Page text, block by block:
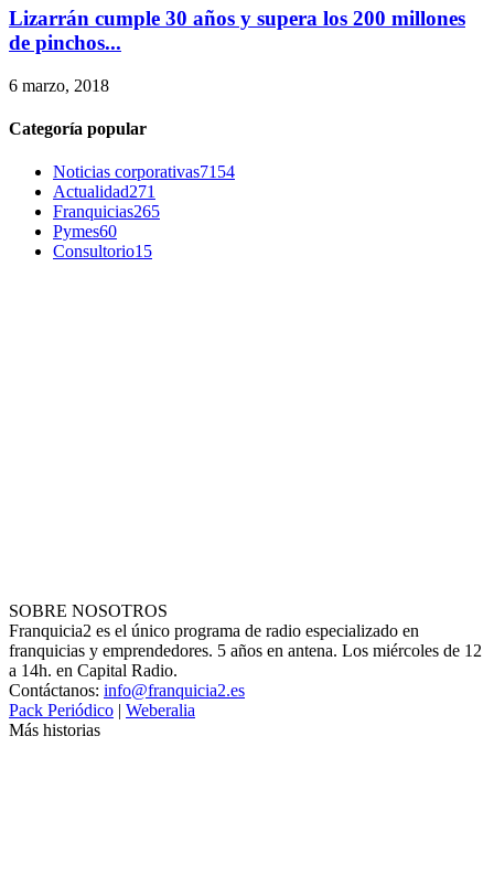
Lizarrán cumple 30 años y supera los 200 millones
de pinchos...
6 marzo, 2018
Categoría popular
Noticias corporativas7154
Actualidad271
Franquicias265
Pymes60
Consultorio15
SOBRE NOSOTROS
Franquicia2 es el único programa de radio especializado en
franquicias y emprendedores. 5 años en antena. Los miércoles de 12
a 14h. en Capital Radio.
Contáctanos: info@franquicia2.es
Pack Periódico | Weberalia
Más historias